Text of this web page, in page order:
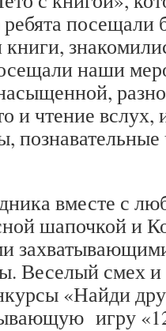
посещали
книги,
наши
и чтение
вместе с
шапочкой и
Веселый смех
«Найди
игру